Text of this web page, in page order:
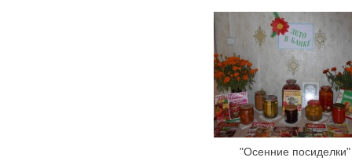
"Осенние посиделки"